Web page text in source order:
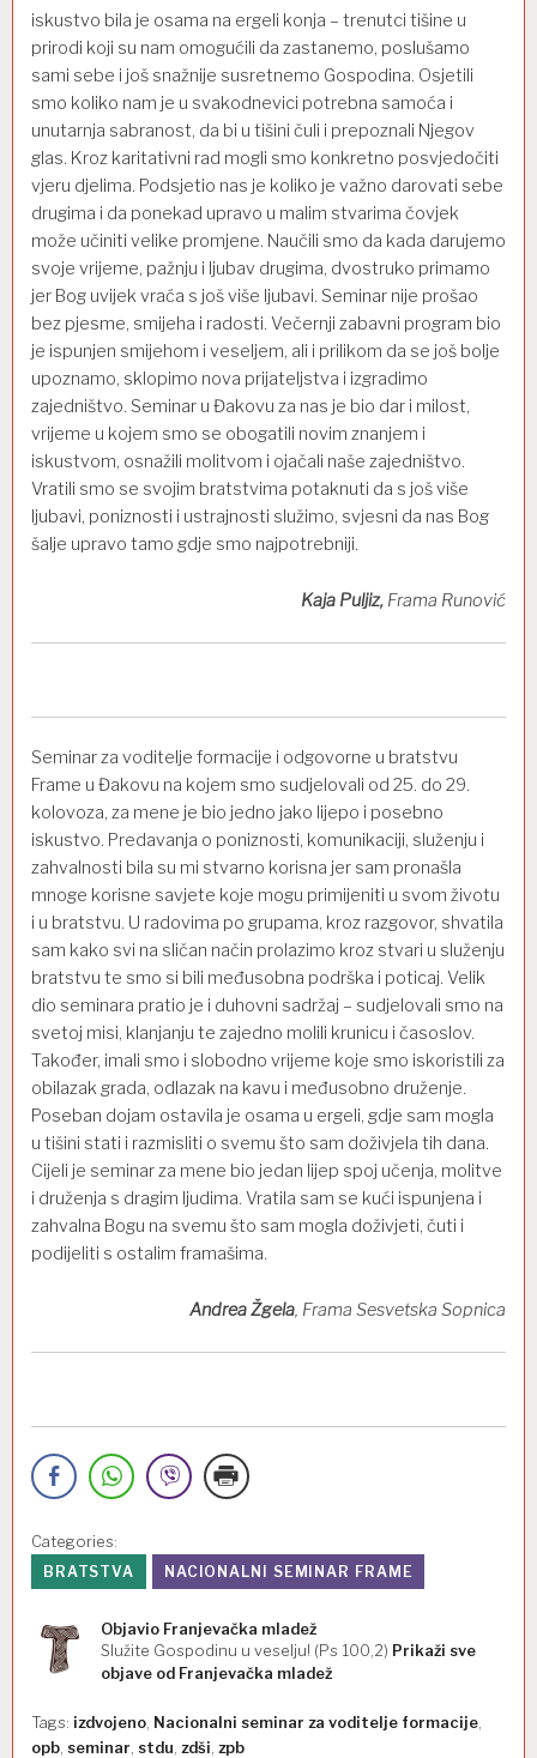
iskustvo bila je osama na ergeli konja – trenutci tišine u
prirodi koji su nam omogućili da zastanemo, poslušamo
sami sebe i još snažnije susretnemo Gospodina. Osjetili
smo koliko nam je u svakodnevici potrebna samoća i
unutarnja sabranost, da bi u tišini čuli i prepoznali Njegov
glas. Kroz karitativni rad mogli smo konkretno posvjedočiti
vjeru djelima. Podsjetio nas je koliko je važno darovati sebe
drugima i da ponekad upravo u malim stvarima čovjek
može učiniti velike promjene. Naučili smo da kada darujemo
svoje vrijeme, pažnju i ljubav drugima, dvostruko primamo
jer Bog uvijek vraća s još više ljubavi. Seminar nije prošao
bez pjesme, smijeha i radosti. Večernji zabavni program bio
je ispunjen smijehom i veseljem, ali i prilikom da se još bolje
upoznamo, sklopimo nova prijateljstva i izgradimo
zajedništvo. Seminar u Đakovu za nas je bio dar i milost,
vrijeme u kojem smo se obogatili novim znanjem i
iskustvom, osnažili molitvom i ojačali naše zajedništvo.
Vratili smo se svojim bratstvima potaknuti da s još više
ljubavi, poniznosti i ustrajnosti služimo, svjesni da nas Bog
šalje upravo tamo gdje smo najpotrebniji.
Kaja Puljiz, Frama Runović
Seminar za voditelje formacije i odgovorne u bratstvu
Frame u Đakovu na kojem smo sudjelovali od 25. do 29.
kolovoza, za mene je bio jedno jako lijepo i posebno
iskustvo. Predavanja o poniznosti, komunikaciji, služenju i
zahvalnosti bila su mi stvarno korisna jer sam pronašla
mnoge korisne savjete koje mogu primijeniti u svom životu
i u bratstvu. U radovima po grupama, kroz razgovor, shvatila
sam kako svi na sličan način prolazimo kroz stvari u služenju
bratstvu te smo si bili međusobna podrška i poticaj. Velik
dio seminara pratio je i duhovni sadržaj – sudjelovali smo na
svetoj misi, klanjanju te zajedno molili krunicu i časoslov.
Također, imali smo i slobodno vrijeme koje smo iskoristili za
obilazak grada, odlazak na kavu i međusobno druženje.
Poseban dojam ostavila je osama u ergeli, gdje sam mogla
u tišini stati i razmisliti o svemu što sam doživjela tih dana.
Cijeli je seminar za mene bio jedan lijep spoj učenja, molitve
i druženja s dragim ljudima. Vratila sam se kući ispunjena i
zahvalna Bogu na svemu što sam mogla doživjeti, čuti i
podijeliti s ostalim framašima.
Andrea Žgela , Frama Sesvetska Sopnica
Categories:
BRATSTVA
NACIONALNI SEMINAR FRAME
Objavio Franjevačka mladež
Služite Gospodinu u veselju! (Ps 100,2) Prikaži sve
objave od Franjevačka mladež
Tags: izdvojeno Nacionalni seminar za voditelje formacije
opb seminar stdu zdši zpb